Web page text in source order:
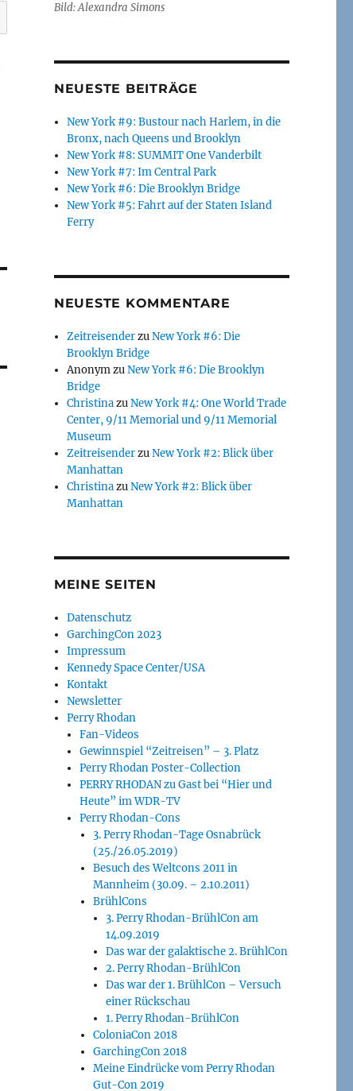
Bild: Alexandra Simons
NEUESTE BEITRÄGE
New York #9: Bustour nach Harlem, in die
Bronx, nach Queens und Brooklyn
New York #8: SUMMIT One Vanderbilt
New York #7: Im Central Park
New York #6: Die Brooklyn Bridge
New York #5: Fahrt auf der Staten Island
Ferry
NEUESTE KOMMENTARE
ZeitreisenderzuNew York #6: Die
Brooklyn Bridge
AnonymzuNew York #6: Die Brooklyn
Bridge
ChristinazuNew York #4: One World Trade
Center, 9/11 Memorial und 9/11 Memorial
Museum
ZeitreisenderzuNew York #2: Blick über
Manhattan
ChristinazuNew York #2: Blick über
Manhattan
MEINE SEITEN
Datenschutz
GarchingCon 2023
Impressum
Kennedy Space Center/USA
Kontakt
Newsletter
Perry Rhodan
Fan-Videos
Gewinnspiel “Zeitreisen” – 3. Platz
Perry Rhodan Poster-Collection
PERRY RHODAN zu Gast bei “Hier und
Heute” im WDR-TV
Perry Rhodan-Cons
3. Perry Rhodan-Tage Osnabrück
(25./26.05.2019)
Besuch des Weltcons 2011 in
Mannheim (30.09. – 2.10.2011)
BrühlCons
3. Perry Rhodan-BrühlCon am
14.09.2019
Das war der galaktische 2. BrühlCon
2. Perry Rhodan-BrühlCon
Das war der 1. BrühlCon – Versuch
einer Rückschau
1. Perry Rhodan-BrühlCon
ColoniaCon 2018
GarchingCon 2018
Meine Eindrücke vom Perry Rhodan
Gut-Con 2019